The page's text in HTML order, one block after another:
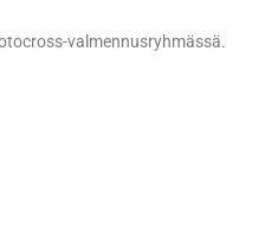
valmennusryhmässä.